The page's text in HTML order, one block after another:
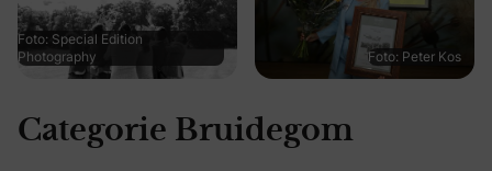
Foto: Special Edition
Photography
Foto: Peter Kos
Categorie Bruidegom